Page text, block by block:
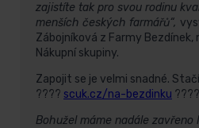
zajistíte tak pro svou rodinu
menších českých farmářů“,
Zábojníková z Farmy
Nákupní skupiny.
Zapojit se je velmi snadné.
???? scuk.cz/na-bezdinku
Bohužel máme nadále